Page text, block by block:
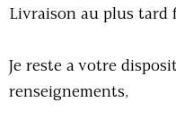
Livraison au plus tard
Je reste a votre
renseignements,